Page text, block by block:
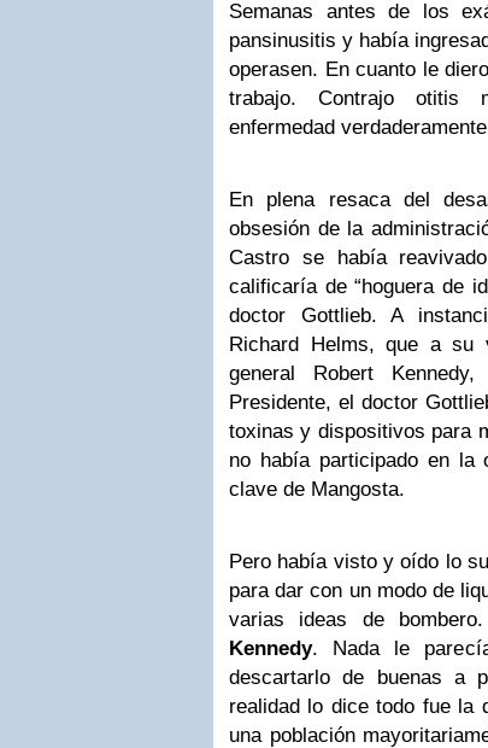
Semanas antes de los
pansinusitis y había
operasen. En cuanto le
trabajo. Contrajo otitis
enfermedad
En plena resaca del
obsesión de la
Castro se había
calificaría de “hoguera de
doctor Gottlieb. A
Richard Helms, que a
general Robert
Presidente, el doctor
toxinas y dispositivos para
no había participado en la
clave de Mangosta.
Pero había visto y oído lo
para dar con un modo de
varias ideas de
Kennedy. Nada le
descartarlo de buenas a
realidad lo dice todo fue la
una población